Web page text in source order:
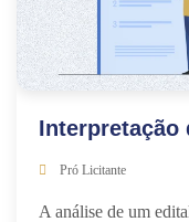
Interpretação
Pró Licitante
A análise de um